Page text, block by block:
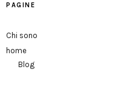
PAGINE
Chi sono
home
Blog